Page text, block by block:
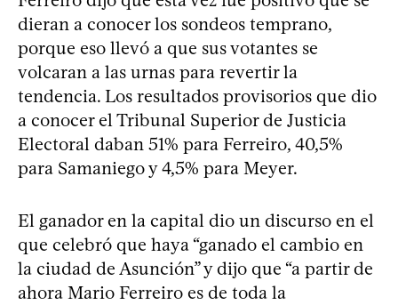
dieran a conocer los sondeos temprano,
porque eso llevó a que sus votantes se
volcaran a las urnas para revertir la
tendencia. Los resultados provisorios que dio
a conocer el Tribunal Superior de Justicia
Electoral daban 51% para Ferreiro, 40,5%
para Samaniego y 4,5% para Meyer.
El ganador en la capital dio un discurso en el
que celebró que haya “ganado el cambio en
la ciudad de Asunción” y dijo que “a partir de
ahora Mario Ferreiro es de toda la